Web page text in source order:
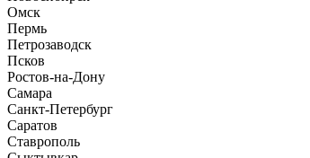
Омск
Пермь
Петрозаводск
Псков
Ростов-на-Дону
Самара
Санкт-Петербург
Саратов
Ставрополь